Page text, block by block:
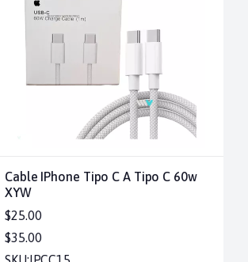
Cable IPhone Tipo C A Tipo C 60w
XYW
$25.00
$35.00